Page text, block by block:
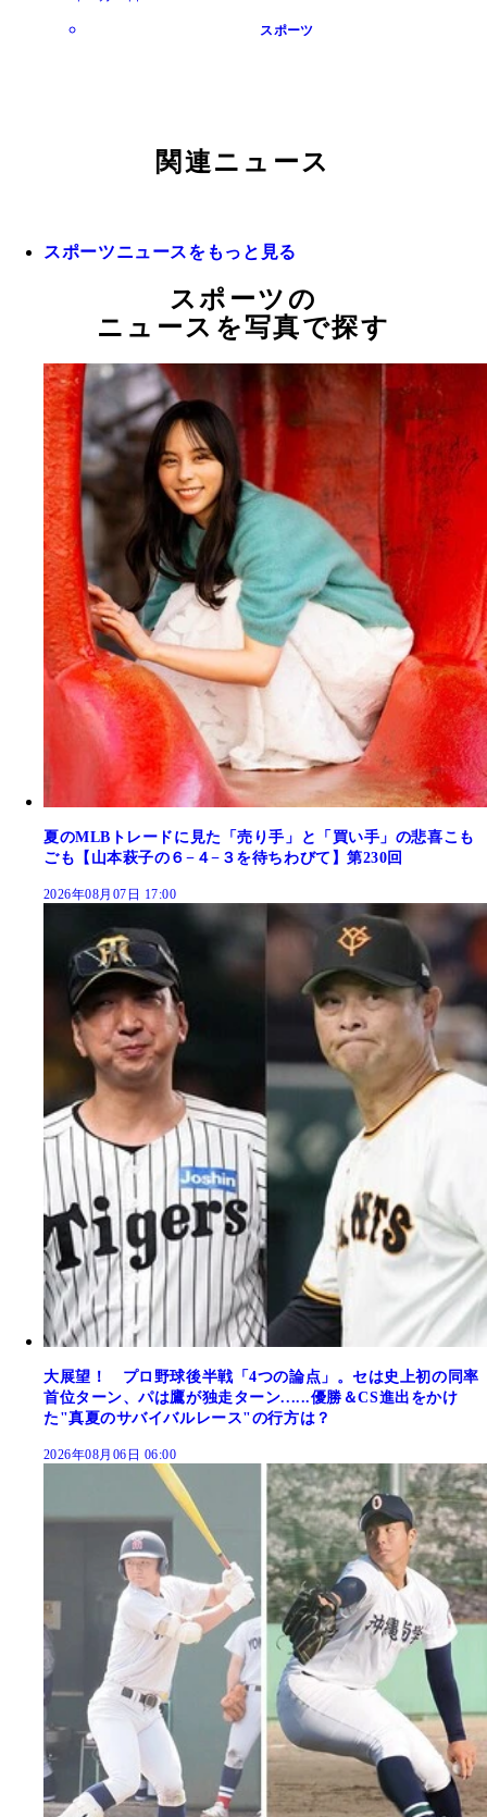
スポーツ
関連ニュース
スポーツニュースをもっと見る
スポーツの
ニュースを写真で探す
夏のMLBトレードに見た「売り手」と「買い手」の悲喜こも
ごも【山本萩子の６−４−３を待ちわびて】第230回
2026年08月07日 17:00
大展望！ プロ野球後半戦「4つの論点」。セは史上初の同率
首位ターン、パは鷹が独走ターン......優勝＆CS進出をかけ
た"真夏のサバイバルレース"の行方は？
2026年08月06日 06:00